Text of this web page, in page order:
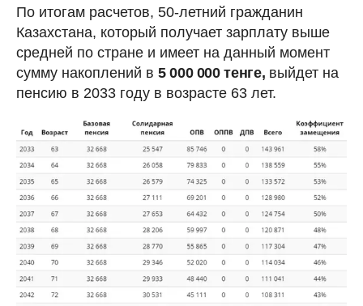
По итогам расчетов, 50-летний гражданин
Казахстана, который получает зарплату выше
средней по стране и имеет на данный момент
сумму накоплений в 5 000 000 тенге, выйдет на
пенсию в 2033 году в возрасте 63 лет.